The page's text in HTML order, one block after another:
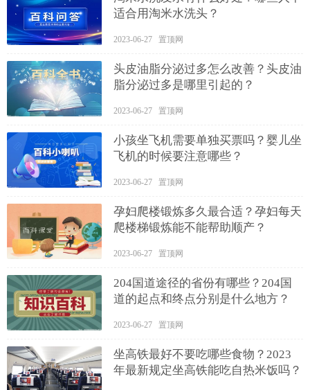
适合用淘米水洗头？
2023-06-27 置顶网
头皮油脂分泌过多怎么改善？头皮油
脂分泌过多是哪里引起的？
2023-06-27 置顶网
小孩坐飞机需要单独买票吗？婴儿坐
飞机的时候要注意哪些？
2023-06-27 置顶网
孕妇爬楼锻炼多久最合适？孕妇每天
爬楼梯锻炼能不能帮助顺产？
2023-06-27 置顶网
204国道途径的省份有哪些？204国
道的起点和终点分别是什么地方？
2023-06-27 置顶网
坐高铁最好不要吃哪些食物？2023
年最新规定坐高铁能吃自热米饭吗？